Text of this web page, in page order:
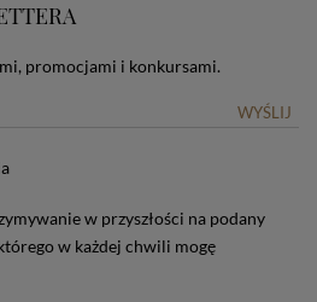
promocjami i konkursami.
WYŚLIJ
w przyszłości na podany
w każdej chwili mogę